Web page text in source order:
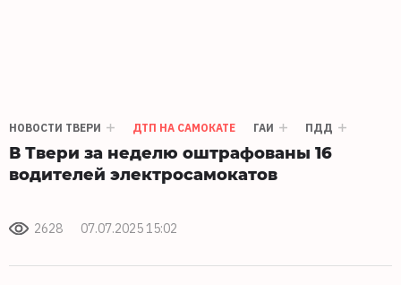
НОВОСТИ ТВЕРИ ДТП НА САМОКАТЕ ГАИ ПДД
В Твери за неделю оштрафованы 16
водителей электросамокатов
2628 07.07.2025 15:02